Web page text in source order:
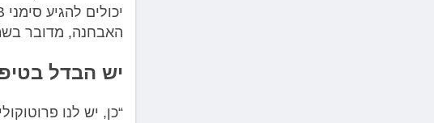
האבחנה, מדובר
יש הבדל
“כן, יש לנו